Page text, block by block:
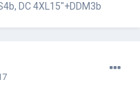
DC 4XL15"+DDM3b